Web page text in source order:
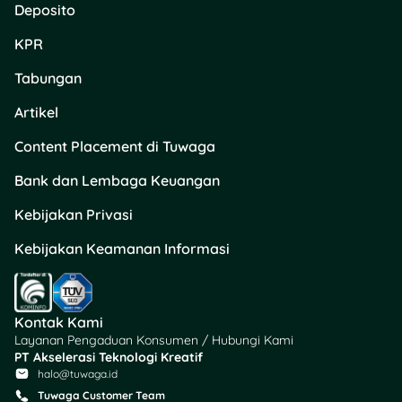
kemampuan bayar, dan
meminta opsi penyelesaian
Opsi Keringanan yang
Bisa Diajukan ke Pinjol
punya kebijakan yang
berbeda. Ada yang bisa
menawarkan penjadwalan
ulang, ada yang memberi
bertahap, ada juga yang
hanya bisa memberikan
informasi tagihan berjalan.
Karena itu, gunakan bagian
ini sebagai gambaran,
bukan jaminan bahwa
Deposito
KPR
Tabungan
Artikel
Content Placement di Tuwaga
Bank dan Lembaga Keuangan
Kebijakan Privasi
Kebijakan Keamanan Informasi
Kontak Kami
Layanan Pengaduan Konsumen / Hubungi Kami
PT Akselerasi Teknologi Kreatif
halo@tuwaga.id
Tuwaga Customer Team